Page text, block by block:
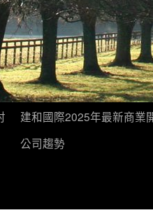
建和國際2025年最新商業
公司趨勢